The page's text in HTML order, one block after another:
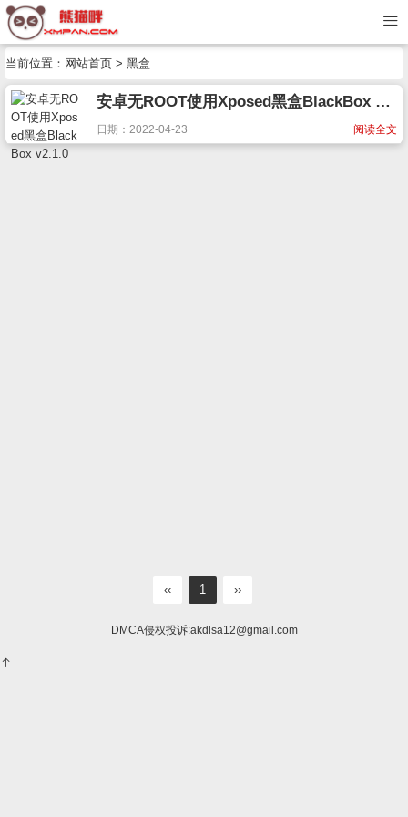
当前位置： 网站首页 > 黑盒
安卓无ROOT使用Xposed黑盒BlackBox v2.1.0
阅读全文
日期：2022-04-23
‹‹ 1 ››
DMCA侵权投诉:akdlsa12@gmail.com